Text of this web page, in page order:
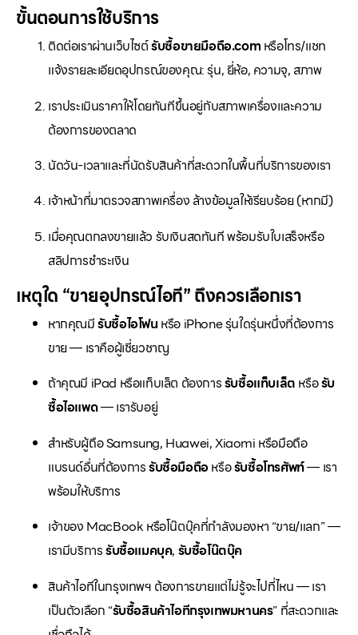
ขั้นตอนการใช้บริการ
ติดต่อเราผ่านเว็บไซต์รับซื้อขายมือถือ.com หรือโทร/แชท
แจ้งรายละเอียดอุปกรณ์ของคุณ: รุ่น, ยี่ห้อ, ความจุ, สภาพ
เราประเมินราคาให้โดยทันทีขึ้นอยู่กับสภาพเครื่องและความ
ต้องการของตลาด
นัดวัน-เวลาและที่นัดรับสินค้าที่สะดวกในพื้นที่บริการของเรา
เจ้าหน้าที่มาตรวจสภาพเครื่อง ล้างข้อมูลให้เรียบร้อย (หากมี)
เมื่อคุณตกลงขายแล้ว รับเงินสดทันที พร้อมรับใบเสร็จหรือ
สลิปการชำระเงิน
เหตุใด “ขายอุปกรณ์ไอที” ถึงควรเลือกเรา
หากคุณมีรับซื้อไอโฟน หรือ iPhone รุ่นใดรุ่นหนึ่งที่ต้องการ
ขาย — เราคือผู้เชี่ยวชาญ
ถ้าคุณมี iPad หรือแท็บเล็ต ต้องการรับซื้อแท็บเล็ต หรือรับ
ซื้อไอแพด— เรารับอยู่
สำหรับผู้ถือ Samsung, Huawei, Xiaomi หรือมือถือ
แบรนด์อื่นที่ต้องการรับซื้อมือถือหรือรับซื้อโทรศัพท์— เรา
พร้อมให้บริการ
เจ้าของ MacBook หรือโน๊ตบุ๊คที่กำลังมองหา “ขาย/แลก” —
เรามีบริการรับซื้อแมคบุค, รับซื้อโน๊ตบุ๊ค
สินค้าไอทีในกรุงเทพฯ ต้องการขายแต่ไม่รู้จะไปที่ไหน — เรา
เป็นตัวเลือก “รับซื้อสินค้าไอทีกรุงเทพมหานคร” ที่สะดวกและ